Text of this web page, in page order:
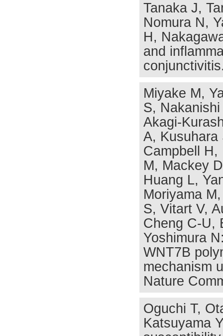
Tanaka J,
Nomura N,
H,
and
Miyake M,
S,
Akagi-
A, Kusuhara
Campbell H,
M, Mackey
Huang L,
Moriyama
S, Vitart V,
Cheng C-U,
Yoshimura
WNT7B
mechanism
Nature
Oguchi T,
Katsuyama